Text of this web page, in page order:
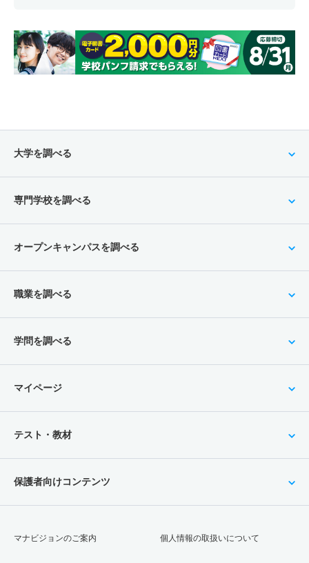
大学を調べる
専門学校を調べる
オープンキャンパスを調べる
職業を調べる
学問を調べる
マイページ
テスト・教材
保護者向けコンテンツ
マナビジョンのご案内 個人情報の取扱いについて